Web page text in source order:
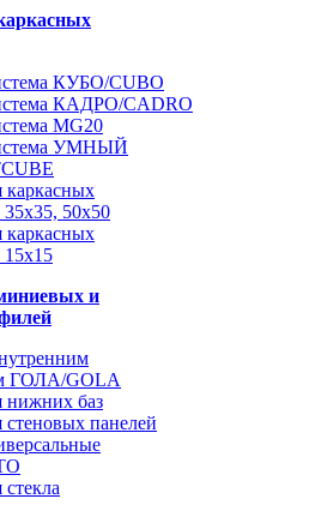
КУБО/CUBO
КАДРО/CADRO
MG20
УМНЫЙ
50x50
15х15
и
ГОЛА/GOLA
нижних баз
панелей